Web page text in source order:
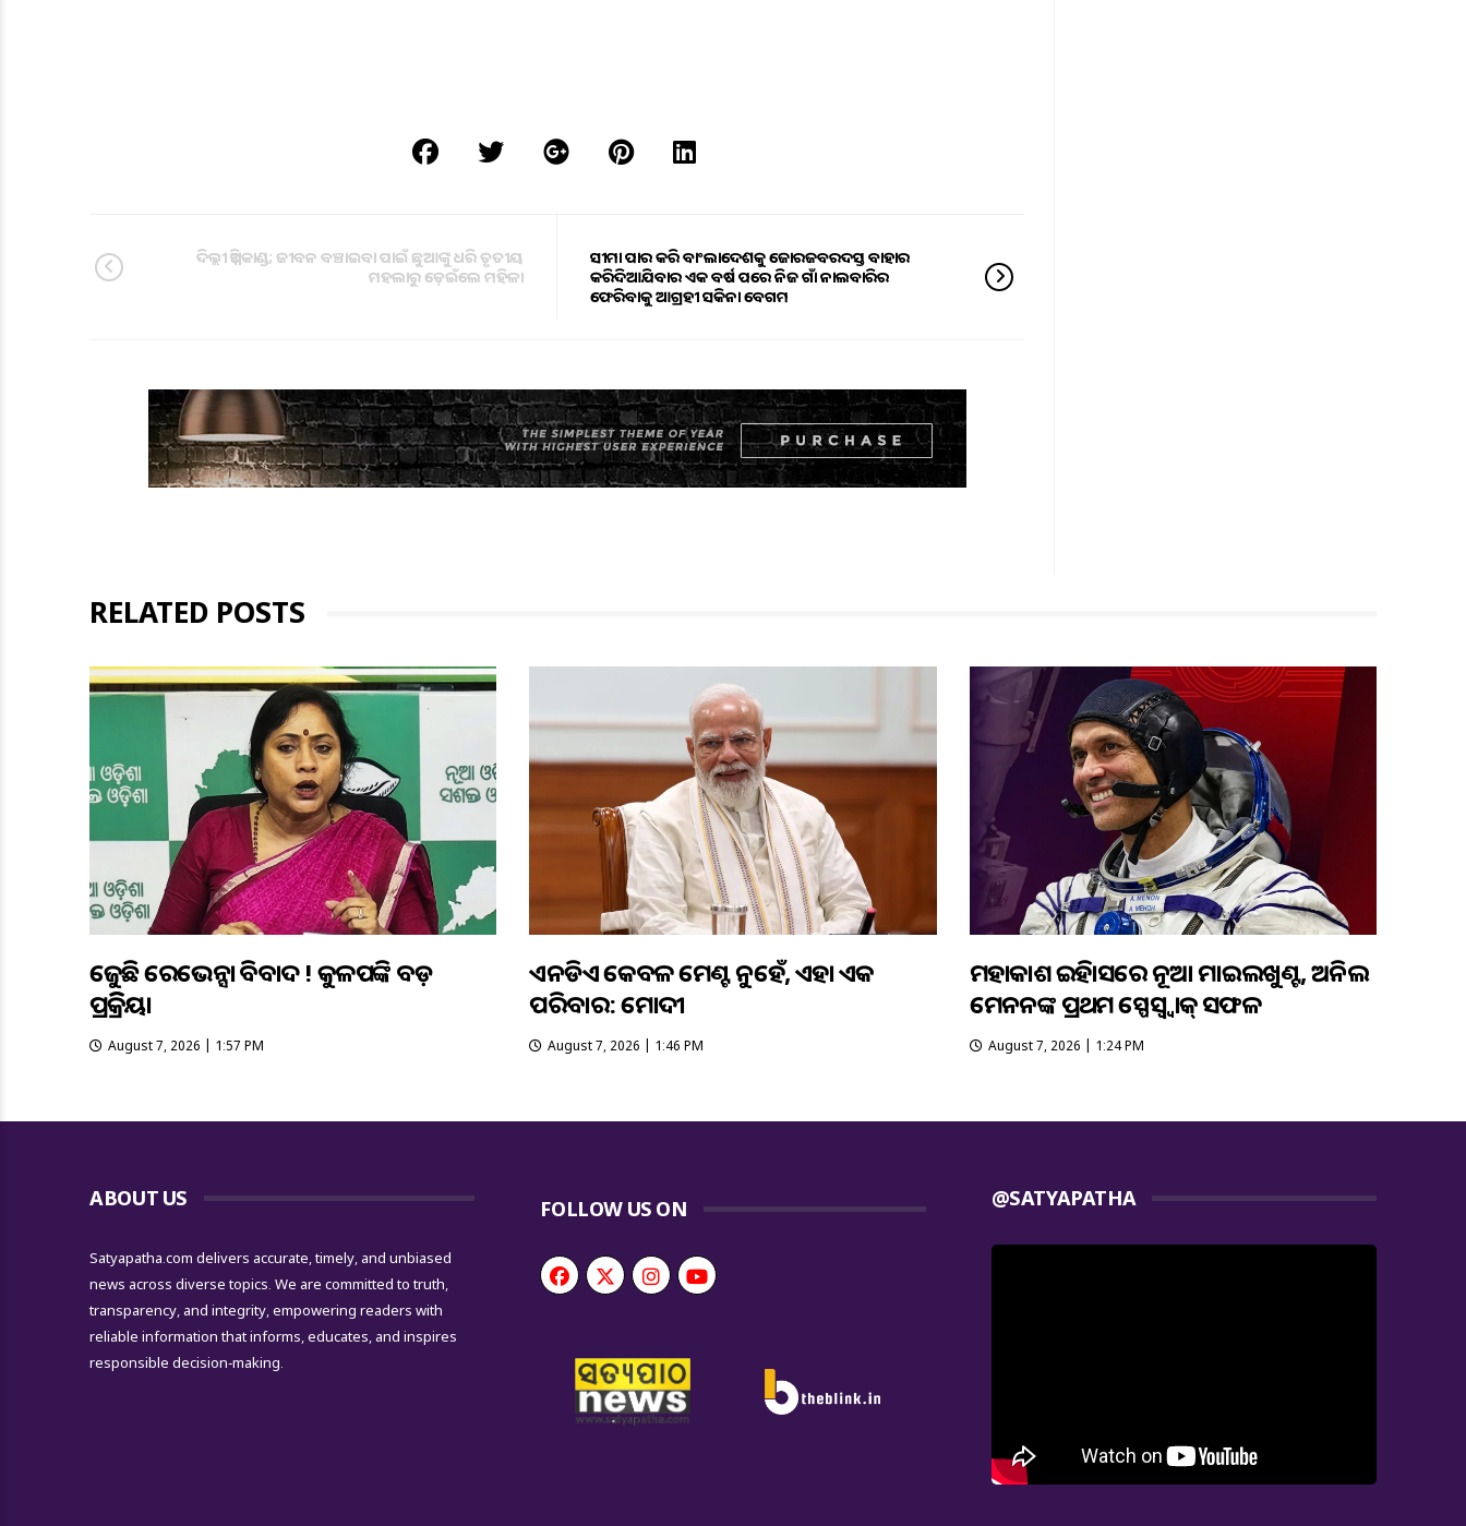
ଦିଲ୍ଲୀ ଅଗ୍ନିକାଣ୍ଡ; ଜୀବନ ବଞ୍ଚାଇବା ପାଇଁ ଛୁଆଙ୍କୁ ଧରି ତୃତୀୟ
ମହଲାରୁ ଡ଼େଇଁଲେ ମହିଳା
ସୀମା ପାର କରି ବାଂଲାଦେଶକୁ ଜୋରଜବରଦସ୍ତ ବାହାର
କରିଦିଆଯିବାର ଏକ ବର୍ଷ ପରେ ନିଜ ଗାଁ ନାଲବାରିର
ଫେରିବାକୁ ଆଗ୍ରହୀ ସକିନା ବେଗମ
RELATED POSTS
ତେଜୁଛି ରେଭେନ୍ସା ବିବାଦ ! କୁଳପତିଙ୍କ ବଡ଼
ପ୍ରତିକ୍ରିୟା
August 7, 2026 | 1:57 PM
ଏନଡିଏ କେବଳ ମେଣ୍ଟ ନୁହେଁ, ଏହା ଏକ
ପରିବାର: ମୋଦୀ
August 7, 2026 | 1:46 PM
ମହାକାଶ ଇତିହାସରେ ନୂଆ ମାଇଲଖୁଣ୍ଟ, ଅନିଲ
ମେନନଙ୍କ ପ୍ରଥମ ସ୍ପେସ୍ୱ୍ୱାକ୍ ସଫଳ
August 7, 2026 | 1:24 PM
ABOUT US
Satyapatha.com delivers accurate, timely, and unbiased
news across diverse topics. We are committed to truth,
transparency, and integrity, empowering readers with
reliable information that informs, educates, and inspires
responsible decision-making.
FOLLOW US ON @SATYAPATHA